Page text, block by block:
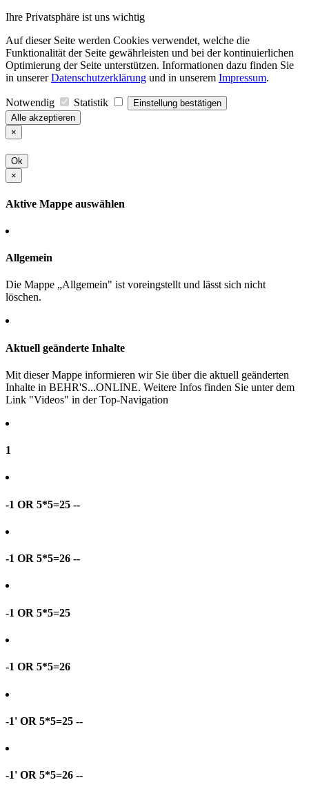
Ihre Privatsphäre ist uns wichtig
Auf dieser Seite werden Cookies verwendet, welche die
Funktionalität der Seite gewährleisten und bei der kontinuierlichen
Optimierung der Seite unterstützen. Informationen dazu finden Sie
in unsererDatenschutzerklärung und in unserem Impressum.
Notwendig Statistik
Einstellung bestätigen
Alle akzeptieren
×
Ok
×
Aktive Mappe auswählen
Allgemein
Die Mappe „Allgemein" ist voreingstellt und lässt sich nicht
löschen.
Aktuell geänderte Inhalte
Mit dieser Mappe informieren wir Sie über die aktuell geänderten
Inhalte in BEHR'S...ONLINE. Weitere Infos finden Sie unter dem
Link "Videos" in der Top-Navigation
1
-1 OR 5*5=25 --
-1 OR 5*5=26 --
-1 OR 5*5=25
-1 OR 5*5=26
-1' OR 5*5=25 --
-1' OR 5*5=26 --